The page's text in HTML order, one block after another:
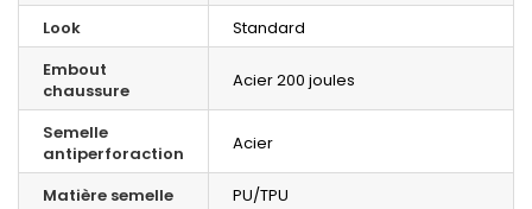
Look
Standard
Embout
chaussure
Acier 200 joules
Semelle
antiperforaction
Acier
Matière semelle
PU/TPU